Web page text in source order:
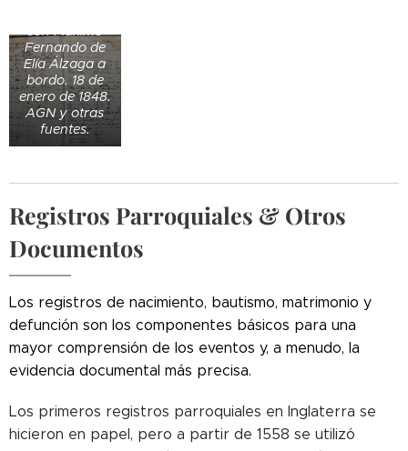
con Máximo
Fernando de
Elía Álzaga a
bordo. 18 de
enero de 1848.
AGN y otras
fuentes.
Registros Parroquiales & Otros
Documentos
Los registros de nacimiento, bautismo, matrimonio y
defunción son los componentes básicos para una
mayor comprensión de los eventos y, a menudo, la
evidencia documental más precisa.
Los primeros registros parroquiales en Inglaterra se
hicieron en papel, pero a partir de 1558 se utilizó